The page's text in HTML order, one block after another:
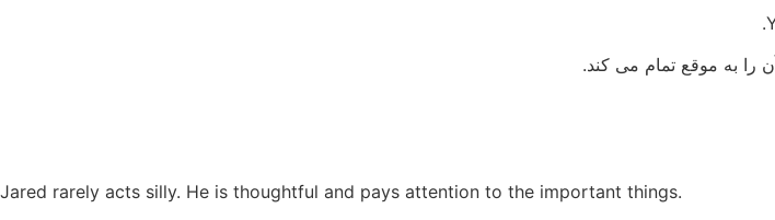
را به موقع تمام می کند.
Jared rarely acts silly. He is thoughtful and pays attention to the important things.